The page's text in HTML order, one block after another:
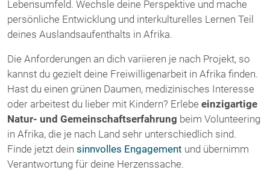
Lebensumfeld. Wechsle deine Perspektive und mache
persönliche Entwicklung und interkulturelles Lernen Teil
deines Auslandsaufenthalts in Afrika.
Die Anforderungen an dich variieren je nach Projekt, so
kannst du gezielt deine Freiwilligenarbeit in Afrika finden.
Hast du einen grünen Daumen, medizinisches Interesse
oder arbeitest du lieber mit Kindern? Erlebe einzigartige
Natur- und Gemeinschaftserfahrung beim Volunteering
in Afrika, die je nach Land sehr unterschiedlich sind.
Finde jetzt dein sinnvolles Engagement und übernimm
Verantwortung für deine Herzenssache.